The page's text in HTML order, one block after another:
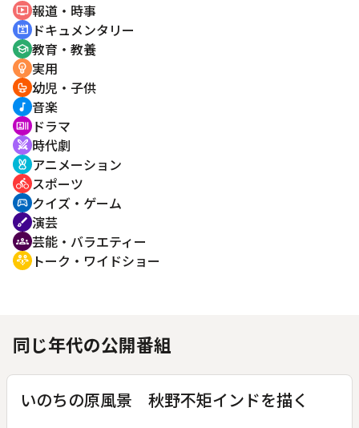
ondemand_video 報道・時事
cinematic_blur ドキュメンタリー
school 教育・教養
emoji_objects 実用
crib 幼児・子供
music_note 音楽
recent_actors ドラマ
swords 時代劇
cruelty_free アニメーション
directions_bike スポーツ
sports_esports クイズ・ゲーム
brush 演芸
groups 芸能・バラエティー
adaptive_audio_mic トーク・ワイドショー
同じ年代の公開番組
いのちの原風景 秋野不矩インドを描く